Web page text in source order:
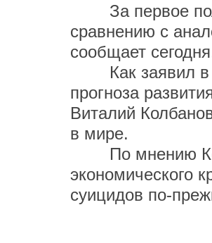
За первое
сравнению с
сообщает
Как заявил в
прогноза
Виталий
в мире.
По мнению
экономического
суицидов по-